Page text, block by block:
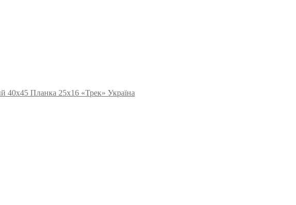
40х45 Планка 25х16 «Трек» Україна